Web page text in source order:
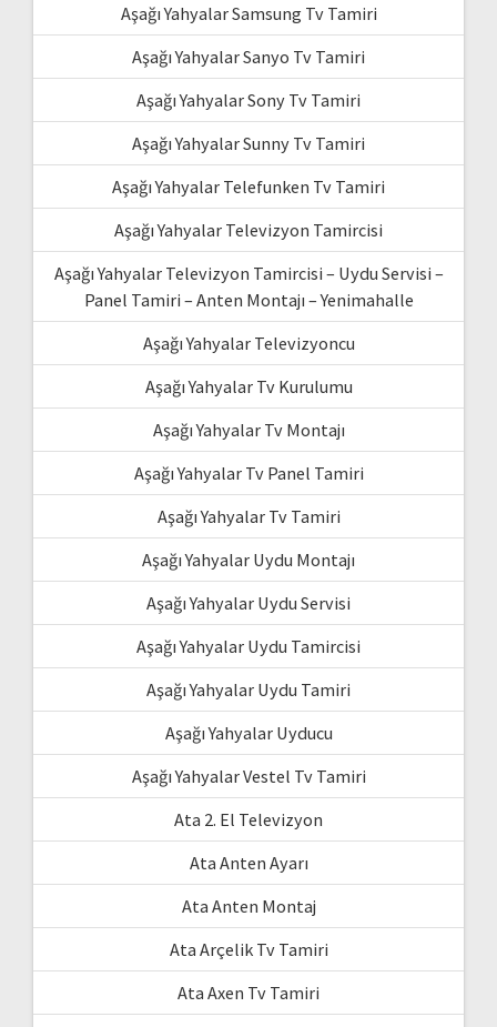
Aşağı Yahyalar Samsung Tv Tamiri
Aşağı Yahyalar Sanyo Tv Tamiri
Aşağı Yahyalar Sony Tv Tamiri
Aşağı Yahyalar Sunny Tv Tamiri
Aşağı Yahyalar Telefunken Tv Tamiri
Aşağı Yahyalar Televizyon Tamircisi
Aşağı Yahyalar Televizyon Tamircisi – Uydu Servisi –
Panel Tamiri – Anten Montajı – Yenimahalle
Aşağı Yahyalar Televizyoncu
Aşağı Yahyalar Tv Kurulumu
Aşağı Yahyalar Tv Montajı
Aşağı Yahyalar Tv Panel Tamiri
Aşağı Yahyalar Tv Tamiri
Aşağı Yahyalar Uydu Montajı
Aşağı Yahyalar Uydu Servisi
Aşağı Yahyalar Uydu Tamircisi
Aşağı Yahyalar Uydu Tamiri
Aşağı Yahyalar Uyducu
Aşağı Yahyalar Vestel Tv Tamiri
Ata 2. El Televizyon
Ata Anten Ayarı
Ata Anten Montaj
Ata Arçelik Tv Tamiri
Ata Axen Tv Tamiri